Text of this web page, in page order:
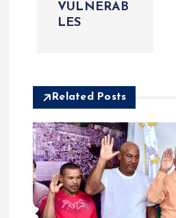
n
t
r
VULNERAB
LES
Related Posts